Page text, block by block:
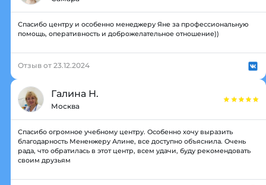
Спасибо центру и особенно менеджеру Яне за профессиональную
помощь, оперативность и доброжелательное отношение))
Отзыв от 23.12.2024
Галина Н.
Москва
Спасибо огромное учебному центру. Особенно хочу выразить
благодарность Мененжеру Алине, все доступно объяснила. Очень
рада, что обратилась в этот центр, всем удачи, буду рекомендовать
своим друзьям